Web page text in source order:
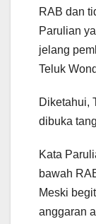
RAB dan
Parulian
jelang
Teluk
Diketahui,
dibuka
Kata
bawah
Meski
anggaran